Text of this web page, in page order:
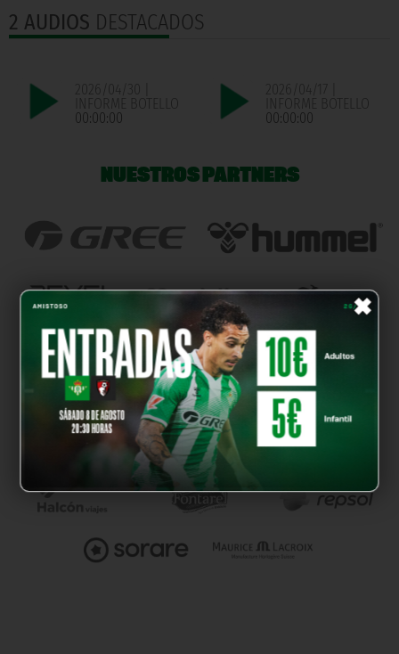
×
2 AUDIOS DESTACADOS
2026/04/30 |
INFORME BOTELLO
00:00:00
2026/04/17 |
INFORME BOTELLO
00:00:00
NUESTROS PARTNERS